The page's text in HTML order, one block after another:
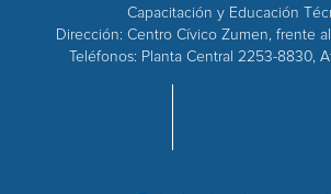
Capacitación y Educación
Dirección: Centro Cívico Zumen, frente
Teléfonos: Planta Central 2253-8830,